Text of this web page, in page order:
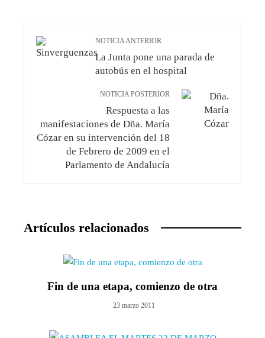
NOTICIA ANTERIOR
La Junta pone una parada de
autobús en el hospital
NOTICIA POSTERIOR
Respuesta a las
manifestaciones de Dña. María
Cózar en su intervención del 18
de Febrero de 2009 en el
Parlamento de Andalucía
Artículos relacionados
Fin de una etapa, comienzo de otra
23 marzo 2011